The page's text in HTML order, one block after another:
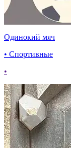
Одинокий мяч
• Спортивные
•